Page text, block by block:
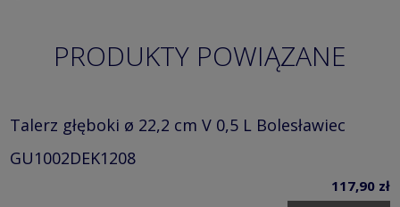
PRODUKTY POWIĄZANE
Talerz głęboki ø 22,2 cm V 0,5 L Bolesławiec
GU1002DEK1208
117,90 zł